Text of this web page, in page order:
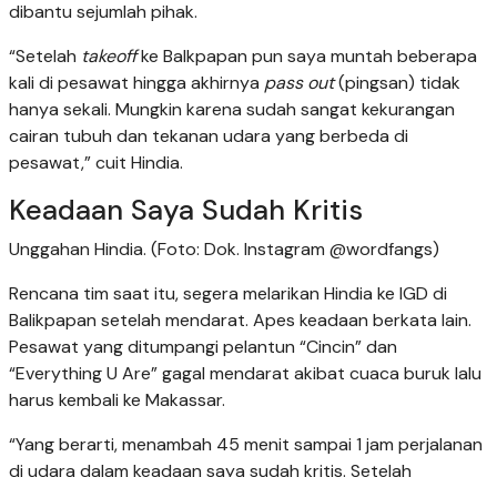
dibantu sejumlah pihak.
“Setelah takeoffke Balkpapan pun saya muntah beberapa
kali di pesawat hingga akhirnya pass out(pingsan) tidak
hanya sekali. Mungkin karena sudah sangat kekurangan
cairan tubuh dan tekanan udara yang berbeda di
pesawat,” cuit Hindia.
Keadaan Saya Sudah Kritis
Unggahan Hindia. (Foto: Dok. Instagram @wordfangs)
Rencana tim saat itu, segera melarikan Hindia ke IGD di
Balikpapan setelah mendarat. Apes keadaan berkata lain.
Pesawat yang ditumpangi pelantun “Cincin” dan
“Everything U Are” gagal mendarat akibat cuaca buruk lalu
harus kembali ke Makassar.
“Yang berarti, menambah 45 menit sampai 1 jam perjalanan
di udara dalam keadaan saya sudah kritis. Setelah